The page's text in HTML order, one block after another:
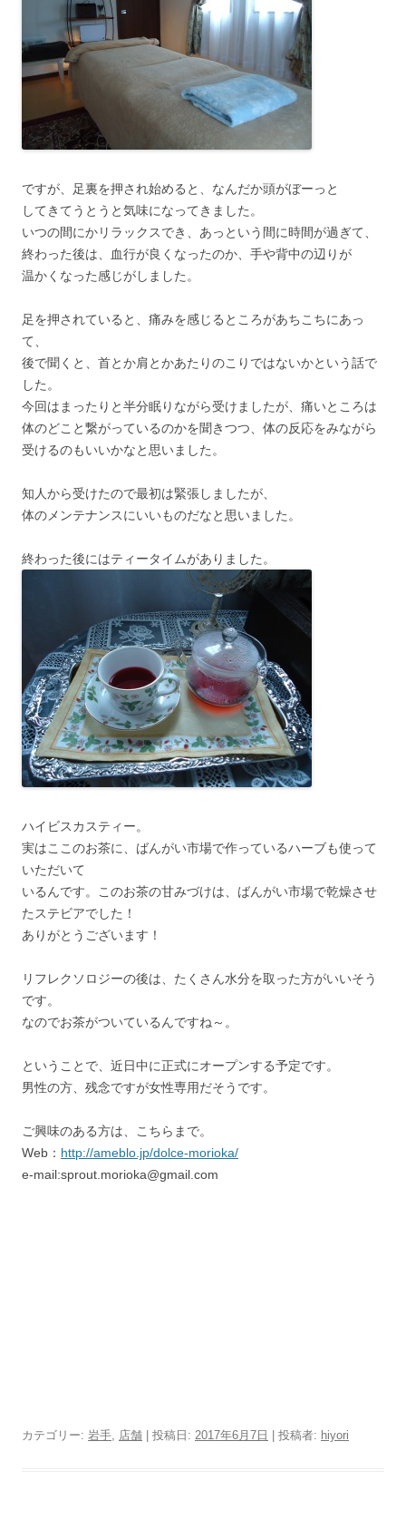
ですが、足裏を押され始めると、なんだか頭がぼーっと
してきてうとうと気味になってきました。
いつの間にかリラックスでき、あっという間に時間が過ぎて、
終わった後は、血行が良くなったのか、手や背中の辺りが
温かくなった感じがしました。
足を押されていると、痛みを感じるところがあちこちにあっ
て、
後で聞くと、首とか肩とかあたりのこりではないかという話で
した。
今回はまったりと半分眠りながら受けましたが、痛いところは
体のどこと繋がっているのかを聞きつつ、体の反応をみながら
受けるのもいいかなと思いました。
知人から受けたので最初は緊張しましたが、
体のメンテナンスにいいものだなと思いました。
終わった後にはティータイムがありました。
ハイビスカスティー。
実はここのお茶に、ばんがい市場で作っているハーブも使って
いただいて
いるんです。このお茶の甘みづけは、ばんがい市場で乾燥させ
たステビアでした！
ありがとうございます！
リフレクソロジーの後は、たくさん水分を取った方がいいそう
です。
なのでお茶がついているんですね～。
ということで、近日中に正式にオープンする予定です。
男性の方、残念ですが女性専用だそうです。
ご興味のある方は、こちらまで。
Web： http://ameblo.jp/dolce-morioka/
e-mail:sprout.morioka@gmail.com
カテゴリー: 岩手, 店舗 | 投稿日: 2017年6月7日 投稿者: hiyori